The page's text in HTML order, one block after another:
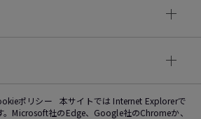
ポリシー
本サイトでは Internet Explorerで
Microsoft社のEdge、Google社のChromeか、